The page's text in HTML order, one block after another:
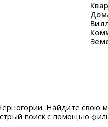
Найдите свою
поиск с помощью